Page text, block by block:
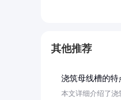
其他推荐
浇筑母线槽的特
本文详细介绍了浇